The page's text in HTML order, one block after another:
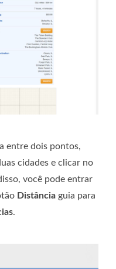
entre dois pontos,
cidades e clicar no
você pode entrar
Distância guia para
.